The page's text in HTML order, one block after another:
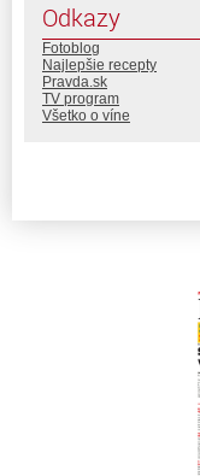
Odkazy
Fotoblog
Najlepšie recepty
Pravda.sk
TV program
Všetko o víne